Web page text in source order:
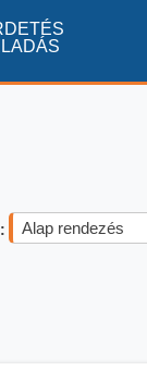
Alap rendezés